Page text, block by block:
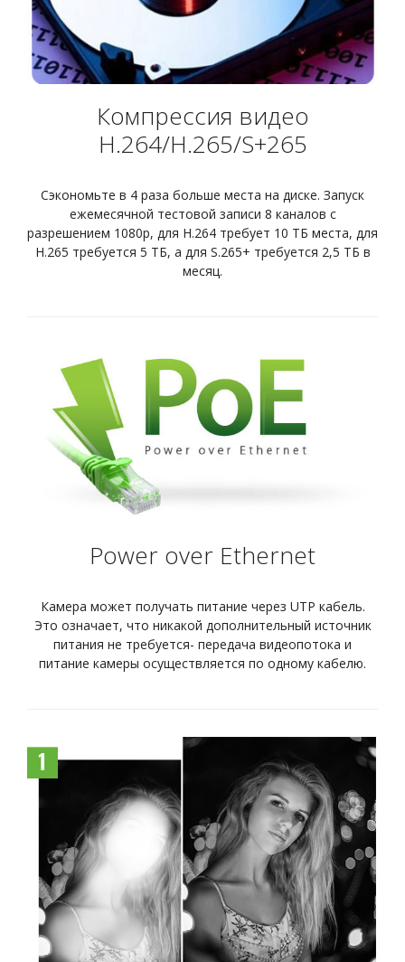
Компрессия видео
H.264/H.265/S+265
Сэкономьте в 4 раза больше места на диске. Запуск
ежемесячной тестовой записи 8 каналов с
разрешением 1080p, для H.264 требует 10 ТБ места, для
H.265 требуется 5 ТБ, а для S.265+ требуется 2,5 ТБ в
месяц.
Power over Ethernet
Камера может получать питание через UTP кабель.
Это означает, что никакой дополнительный источник
питания не требуется- передача видеопотока и
питание камеры осуществляется по одному кабелю.